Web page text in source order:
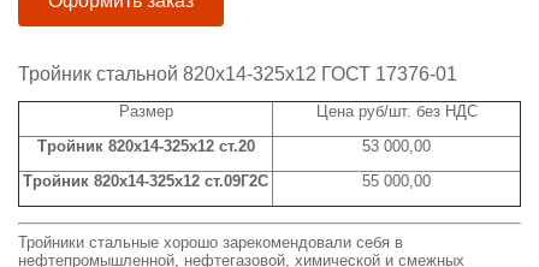
Тройник стальной 820x14-325x12 ГОСТ 17376-01
Размер
Цена руб/шт. без НДС
Тройник 820x14-325x12 ст.20
53 000,00
Тройник 820x14-325x12 ст.09Г2С
55 000,00
Тройники стальные хорошо зарекомендовали себя в
нефтепромышленной, нефтегазовой, химической и смежных